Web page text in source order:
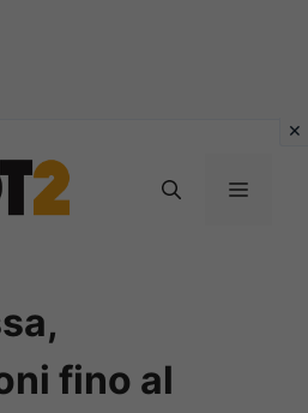
MENU
fino al